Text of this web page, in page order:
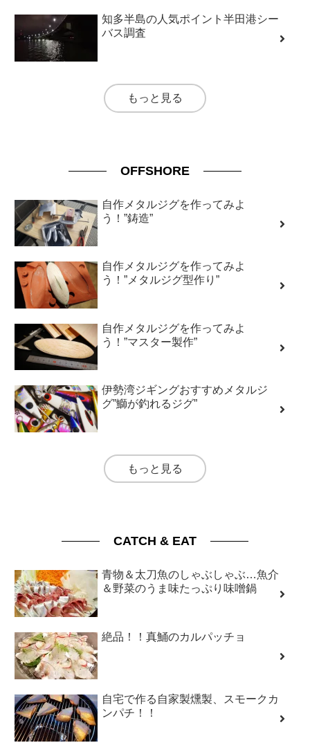
知多半島の人気ポイント半田港シー
バス調査
もっと見る
OFFSHORE
自作メタルジグを作ってみよ
う！”鋳造”
自作メタルジグを作ってみよ
う！”メタルジグ型作り”
自作メタルジグを作ってみよ
う！”マスター製作”
伊勢湾ジギングおすすめメタルジ
グ”鰤が釣れるジグ”
もっと見る
CATCH & EAT
青物＆太刀魚のしゃぶしゃぶ…魚介
＆野菜のうま味たっぷり味噌鍋
絶品！！真鯒のカルパッチョ
自宅で作る自家製燻製、スモークカ
ンパチ！！